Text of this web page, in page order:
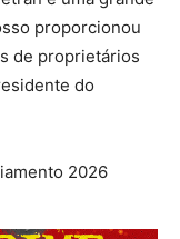
proporcionou
de proprietários
do
2026